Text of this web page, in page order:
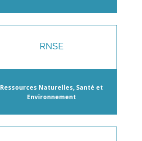
RNSE
Ressources Naturelles, Santé et
Environnement